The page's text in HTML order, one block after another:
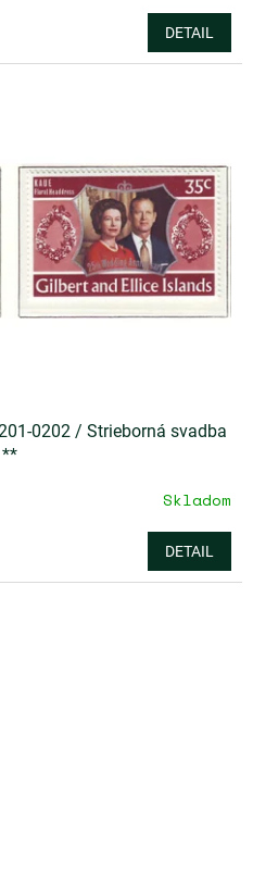
DETAIL
0202 / Strieborná svadba
**
Skladom
DETAIL